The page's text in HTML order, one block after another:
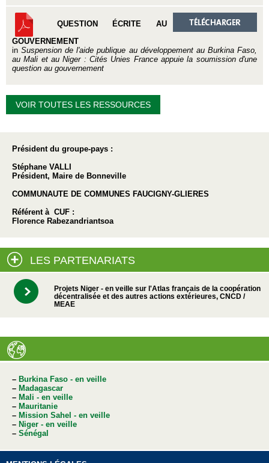
QUESTION ÉCRITE AU
GOUVERNEMENT
inSuspension de l'aide publique au développement au Burkina Faso,
au Mali et au Niger : Cités Unies France appuie la soumission d'une
question au gouvernement
VOIR TOUTES LES RESSOURCES
Président du groupe-pays :
Stéphane VALLI
Président, Maire de Bonneville
COMMUNAUTE DE COMMUNES FAUCIGNY-GLIERES
Référent à CUF :
Florence Rabezandriantsoa
LES PARTENARIATS
Projets Niger - en veille sur l'Atlas français de la coopération
décentralisée et des autres actions extérieures, CNCD /
MEAE
– Burkina Faso - en veille
– Madagascar
– Mali - en veille
– Mauritanie
– Mission Sahel - en veille
– Niger - en veille
– Sénégal